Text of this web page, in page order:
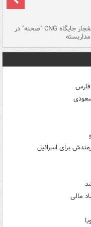
لحظه انفجار جایگاه CNG "صحنه" در
فارس
برای اسرائیل
مالی